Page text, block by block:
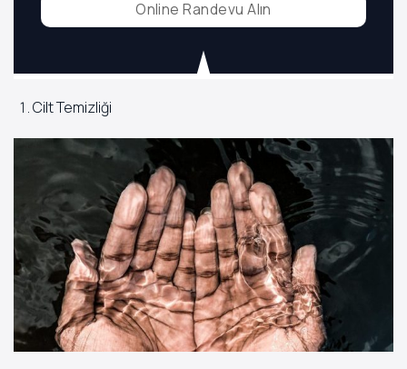
Online Randevu Alın
Cilt Temizliği